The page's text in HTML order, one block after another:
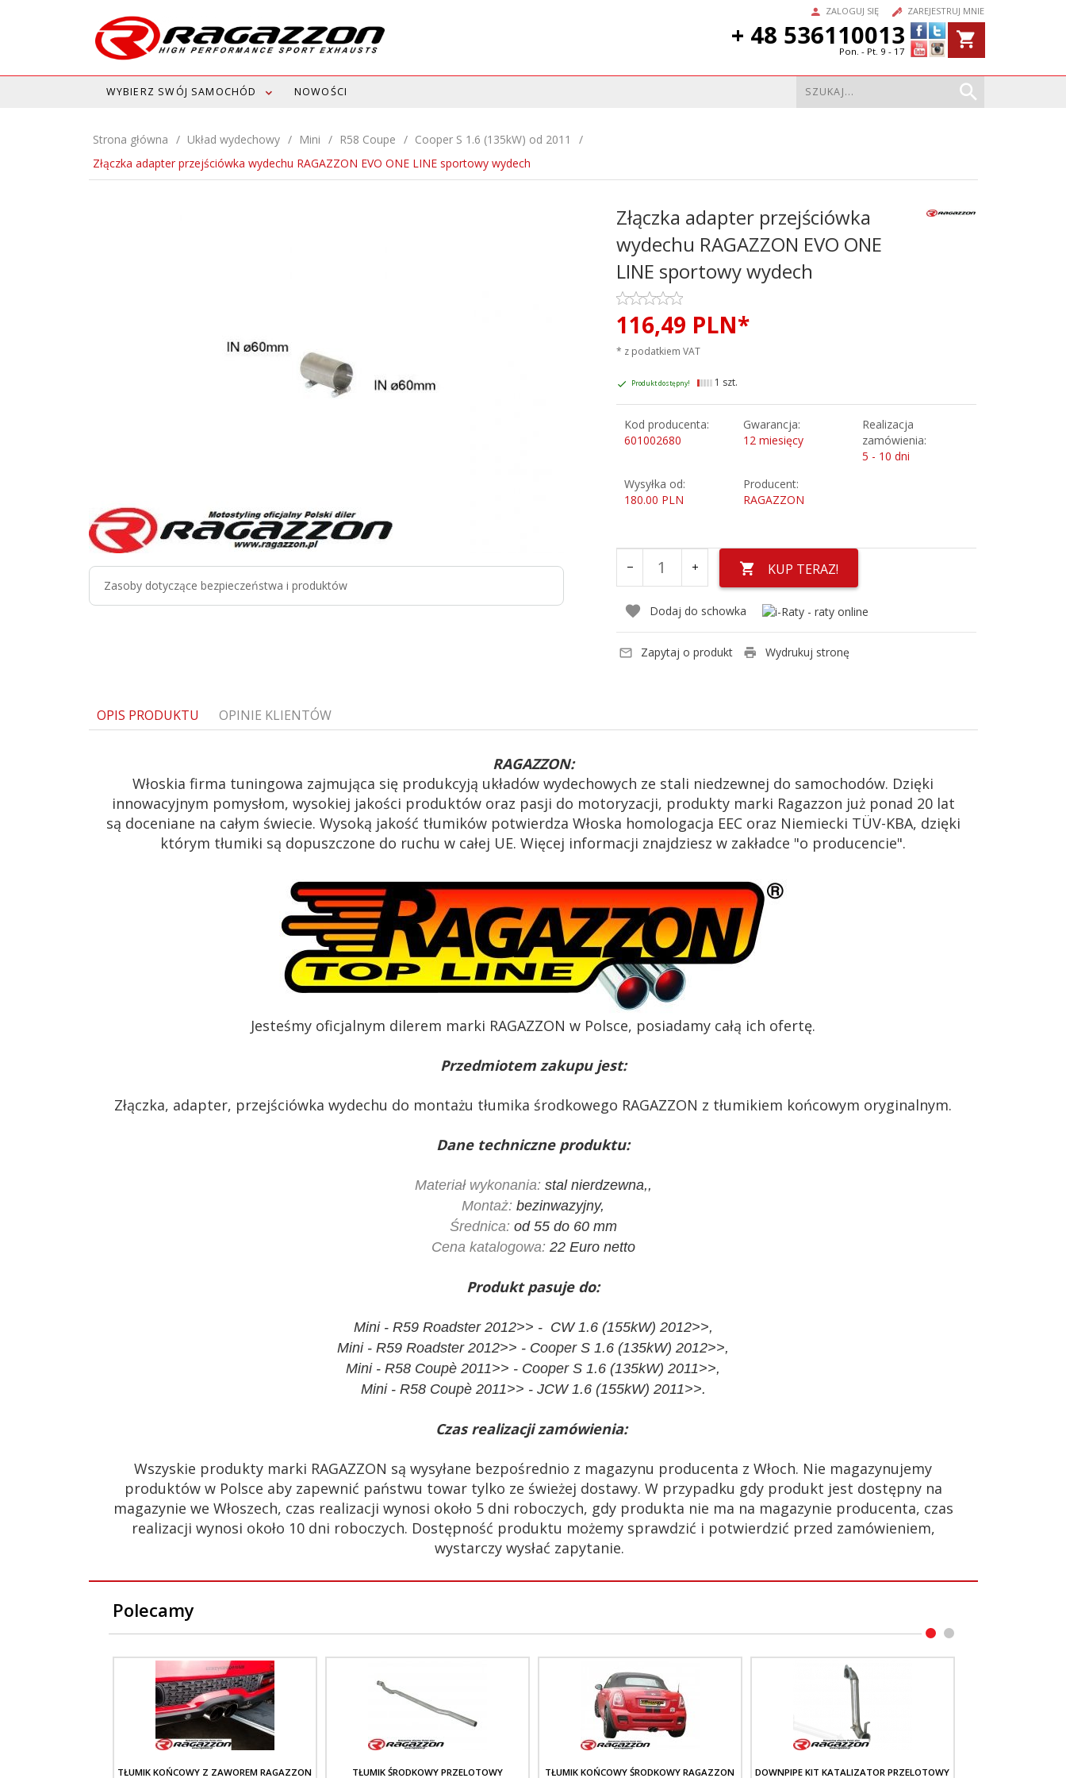
ZALOGUJ SIĘ ZAREJESTRUJ MNIE
+ 48 536110013
Pon. - Pt. 9 - 17
WYBIERZ SWÓJ SAMOCHÓD NOWOŚCI
Strona główna Układ wydechowy Mini R58 Coupe
Cooper S 1.6 (135kW) od 2011
Złączka adapter przejściówka wydechu RAGAZZON EVO ONE LINE sportowy wydech
Zasoby dotyczące bezpieczeństwa i produktów
Złączka adapter przejściówka
wydechu RAGAZZON EVO ONE
LINE sportowy wydech
116,49 PLN*
* z podatkiem VAT
Produkt dostępny! 1 szt.
Kod producenta:
601002680
Gwarancja:
12 miesięcy
Realizacja
zamówienia:
5 - 10 dni
Wysyłka od:
180.00 PLN
Producent:
RAGAZZON
KUP TERAZ!
Dodaj do schowka
Zapytaj o produkt Wydrukuj stronę
OPIS PRODUKTU OPINIE KLIENTÓW
RAGAZZON:
Włoskia firma tuningowa zajmująca się produkcyją układów wydechowych ze stali niedzewnej do samochodów. Dzięki
innowacyjnym pomysłom, wysokiej jakości produktów oraz pasji do motoryzacji, produkty marki Ragazzon już ponad 20 lat
są doceniane na całym świecie. Wysoką jakość tłumików potwierdza Włoska homologacja EEC oraz Niemiecki TÜV-KBA, dzięki
którym tłumiki są dopuszczone do ruchu w całej UE. Więcej informacji znajdziesz w zakładce "o producencie".
Jesteśmy oficjalnym dilerem marki RAGAZZON w Polsce, posiadamy całą ich ofertę.
Przedmiotem zakupu jest:
Złączka, adapter, przejściówka wydechu do montażu tłumika środkowego RAGAZZON z tłumikiem końcowym oryginalnym.
Dane techniczne produktu:
Materiał wykonania:stal nierdzewna,,
Montaż: bezinwazyjny,
Średnica:od 55 do 60 mm
Cena katalogowa:22 Euro netto
Produkt pasuje do:
Mini - R59 Roadster 2012>> - CW 1.6 (155kW) 2012>>,
Mini - R59 Roadster 2012>> - Cooper S 1.6 (135kW) 2012>>,
Mini - R58 Coupè 2011>> - Cooper S 1.6 (135kW) 2011>>,
Mini - R58 Coupè 2011>> - JCW 1.6 (155kW) 2011>>.
Czas realizacji zamówienia:
Wszyskie produkty marki RAGAZZON są wysyłane bezpośrednio z magazynu producenta z Włoch. Nie magazynujemy
produktów w Polsce aby zapewnić państwu towar tylko ze świeżej dostawy. W przypadku gdy produkt jest dostępny na
magazynie we Włoszech, czas realizacji wynosi około 5 dni roboczych, gdy produkta nie ma na magazynie producenta, czas
realizacji wynosi około 10 dni roboczych. Dostępność produktu możemy sprawdzić i potwierdzić przed zamówieniem,
wystarczy wysłać zapytanie.
Polecamy
TŁUMIK KOŃCOWY Z ZAWOREM RAGAZZON TŁUMIK ŚRODKOWY PRZELOTOWY TŁUMIK KOŃCOWY ŚRODKOWY RAGAZZON DOWNPIPE KIT KATALIZATOR PRZELOTOWY